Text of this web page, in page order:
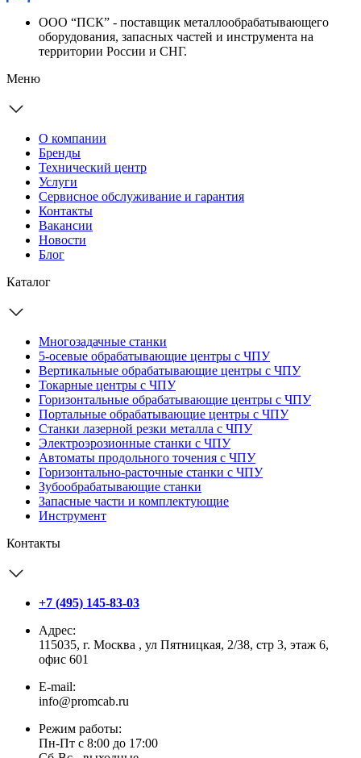
ООО “ПСК” - поставщик металлообрабатывающего
оборудования, запасных частей и инструмента на
территории России и СНГ.
Меню
О компании
Бренды
Технический центр
Услуги
Сервисное обслуживание и гарантия
Контакты
Вакансии
Новости
Блог
Каталог
Многозадачные станки
5-осевые обрабатывающие центры с ЧПУ
Вертикальные обрабатывающие центры с ЧПУ
Токарные центры с ЧПУ
Горизонтальные обрабатывающие центры с ЧПУ
Портальные обрабатывающие центры с ЧПУ
Станки лазерной резки металла с ЧПУ
Электроэрозионные станки с ЧПУ
Автоматы продольного точения с ЧПУ
Горизонтально-расточные станки с ЧПУ
Зубообрабатывающие станки
Запасные части и комплектующие
Инструмент
Контакты
+7 (495) 145-83-03
Адрес:
115035, г. Москва , ул Пятницкая, 2/38, стр 3, этаж 6,
офис 601
E-mail:
info@promcab.ru
Режим работы:
Пн-Пт c 8:00 до 17:00